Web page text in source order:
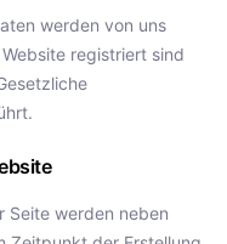
werden von uns
registriert sind
Seite werden neben